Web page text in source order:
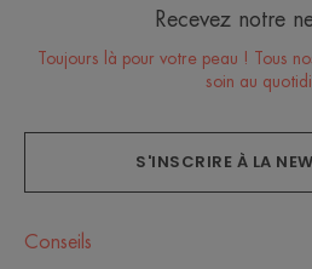
Recevez notre
Toujours là pour votre peau ! Tous
soin au
S'INSCRIRE À LA
Conseils